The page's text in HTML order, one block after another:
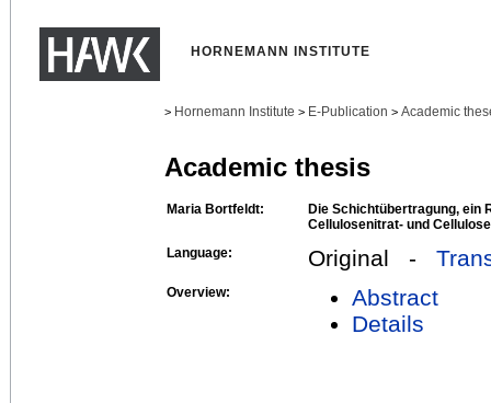
HORNEMANN INSTITUTE
> Hornemann Institute > E-Publication > Academic
Academic thesis
Maria Bortfeldt:
Die Schichtübertragung, ein
Cellulosenitrat- und
Language:
Original -
Overview:
Abstract
Details